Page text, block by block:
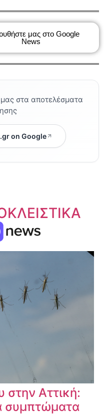
μας στο Google
News
στα αποτελέσματα
on Google
στην Αττική:
συμπτώματα